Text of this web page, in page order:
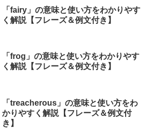
「fairy」の意味と使い方をわかりやす
く解説【フレーズ＆例文付き】
「frog」の意味と使い方をわかりやす
く解説【フレーズ＆例文付き】
「treacherous」の意味と使い方をわ
かりやすく解説【フレーズ＆例文付
き】